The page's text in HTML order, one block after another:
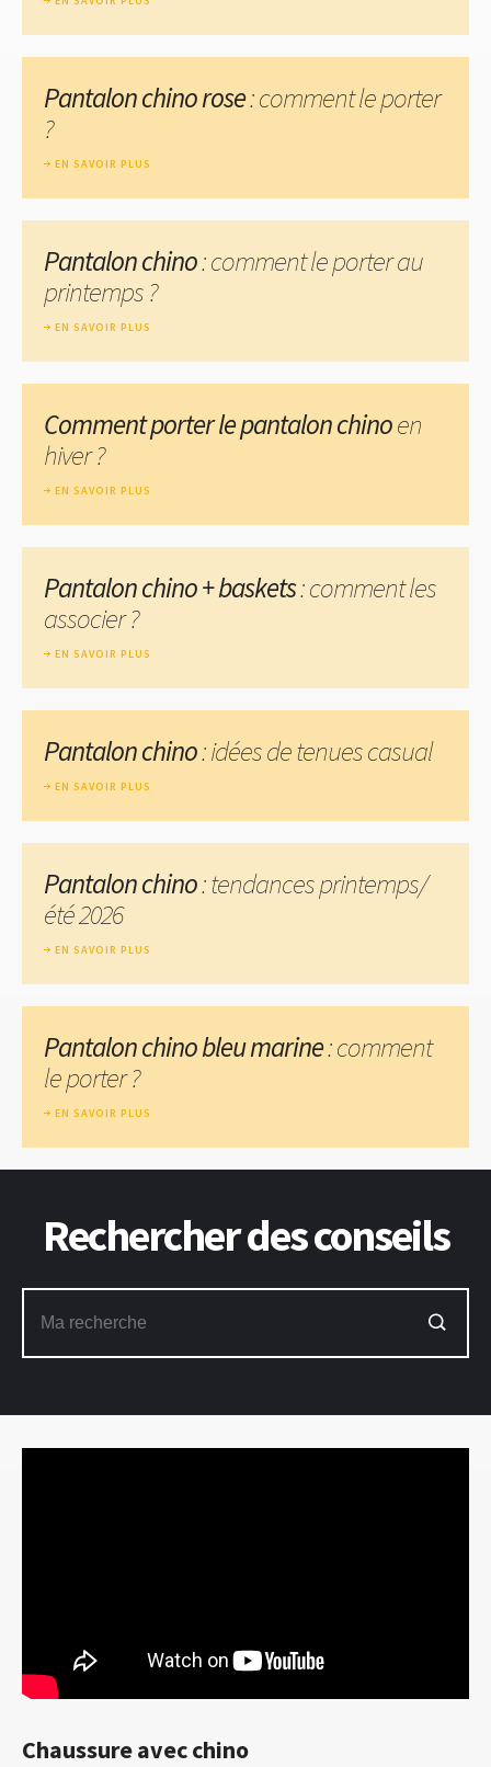
Chaussure avec chino
Pantalon chino rose: comment le porter
?
EN SAVOIR PLUS
Pantalon chino: comment le porter au
printemps ?
EN SAVOIR PLUS
Comment porter le pantalon chinoen
hiver ?
EN SAVOIR PLUS
Pantalon chino + baskets: comment les
associer ?
EN SAVOIR PLUS
Pantalon chino: idées de tenues casual
EN SAVOIR PLUS
Pantalon chino: tendances printemps/
été 2026
EN SAVOIR PLUS
Pantalon chino bleu marine: comment
le porter ?
EN SAVOIR PLUS
Rechercher des conseils